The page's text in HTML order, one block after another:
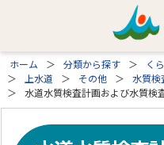
ホーム 分類から探す く
上水道
その他
水質検
水道水質検査計画および水質検